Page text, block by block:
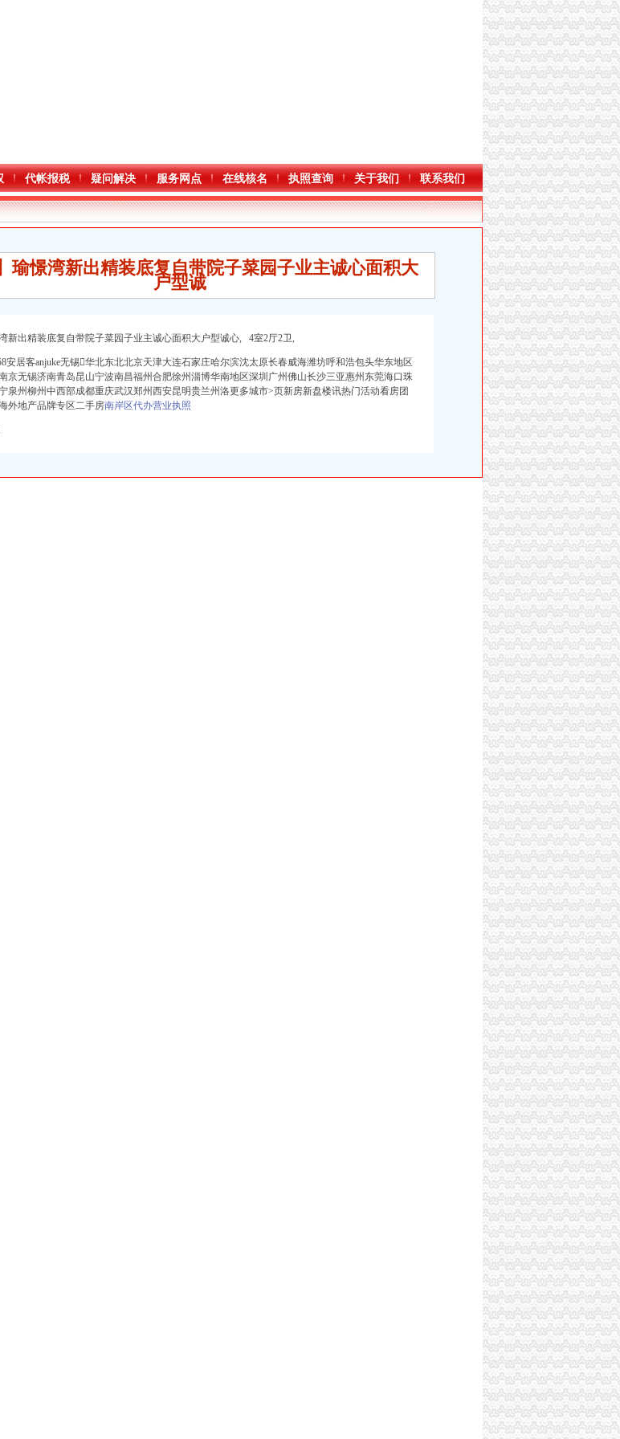
代帐报税 疑问解决 服务网点 在线核名 执照查询 关于我们 联系我们
瑜憬湾新出精装底复自带院子菜园子业主诚心面积大
户型诚
湾新出精装底复自带院子菜园子业主诚心面积大户型诚心, 4室2厅2卫,
安居客anjuke无锡华北东北北京天津大连石家庄哈尔滨沈太原长春威海潍坊呼和浩包头华东地区
京无锡济南青岛昆山宁波南昌福州合肥徐州淄博华南地区深圳广州佛山长沙三亚惠州东莞海口珠
泉州柳州中西部成都重庆武汉郑州西安昆明贵兰州洛更多城市>页新房新盘楼讯热门活动看房团
外地产品牌专区二手房南岸区代办营业执照